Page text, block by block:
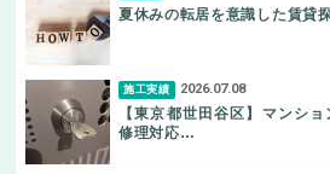
夏休みの転居を意識した賃貸
施工実績 2026.07.08
【東京都世田谷区】マンシ
修理対応…